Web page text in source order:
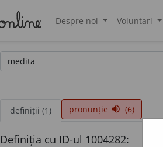
Despre noi Voluntari
definiții (1) pronunție volume_up (6)
Definiția cu ID-ul 1004282: